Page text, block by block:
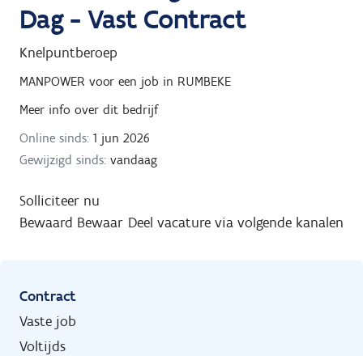
Dag - Vast Contract
Knelpuntberoep
MANPOWER voor een job in RUMBEKE
Meer info over dit bedrijf
Online sinds: 1 jun 2026
Gewijzigd sinds: vandaag
Solliciteer nu
Bewaard Bewaar Deel vacature via volgende kanalen
Contract
Vaste job
Voltijds